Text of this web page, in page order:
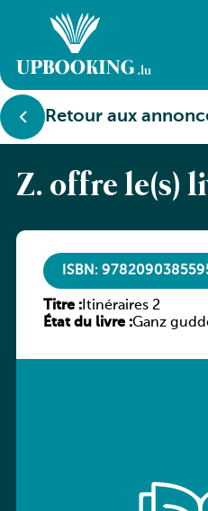
Retour aux
Z. offre le(s)
ISBN:
Titre :Itinéraires 2
État du livre :Ganz